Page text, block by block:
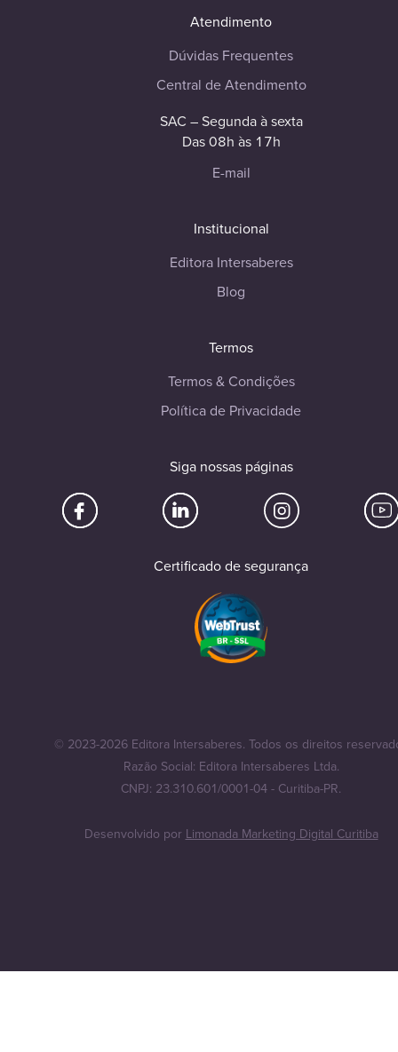
Atendimento
Dúvidas Frequentes
Central de Atendimento
SAC – Segunda à sexta
Das 08h às 17h
E-mail
Institucional
Editora Intersaberes
Blog
Termos
Termos & Condições
Política de Privacidade
Siga nossas páginas
Certificado de segurança
© 2023-2026 Editora Intersaberes. Todos os direitos
Razão Social: Editora Intersaberes Ltda.
CNPJ: 23.310.601/0001-04 - Curitiba-PR.
Desenvolvido porLimonada Marketing Digital Curitiba